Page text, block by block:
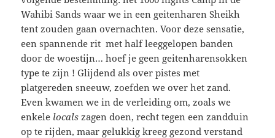
Wahibi Sands waar we in een geitenharen Sheikh
tent zouden gaan overnachten. Voor deze sensatie,
een spannende rit met half leeggelopen banden
door de woestijn… hoef je geen geitenharensokken
type te zijn ! Glijdend als over pistes met
platgereden sneeuw, zoefden we over het zand.
Even kwamen we in de verleiding om, zoals we
enkele locals zagen doen, recht tegen een zandduin
op te rijden, maar gelukkig kreeg gezond verstand